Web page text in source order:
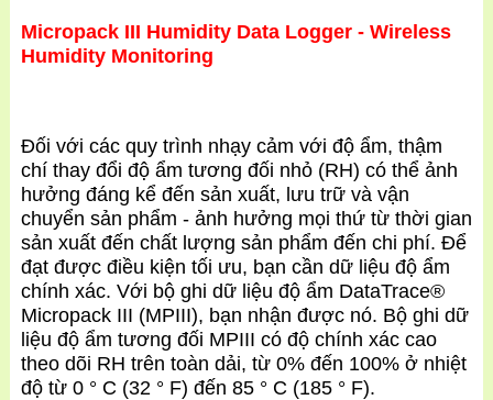
Micropack III Humidity Data Logger - Wireless
Humidity Monitoring
Đối với các quy trình nhạy cảm với độ ẩm, thậm
chí thay đổi độ ẩm tương đối nhỏ (RH) có thể ảnh
hưởng đáng kể đến sản xuất, lưu trữ và vận
chuyển sản phẩm - ảnh hưởng mọi thứ từ thời gian
sản xuất đến chất lượng sản phẩm đến chi phí. Để
đạt được điều kiện tối ưu, bạn cần dữ liệu độ ẩm
chính xác. Với bộ ghi dữ liệu độ ẩm DataTrace®
Micropack III (MPIII), bạn nhận được nó. Bộ ghi dữ
liệu độ ẩm tương đối MPIII có độ chính xác cao
theo dõi RH trên toàn dải, từ 0% đến 100% ở nhiệt
độ từ 0 ° C (32 ° F) đến 85 ° C (185 ° F).